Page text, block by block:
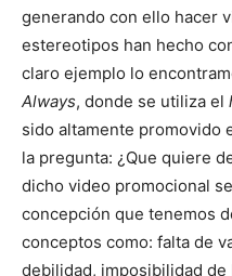
generando con ello hacer
estereotipos han hecho
claro ejemplo lo
Always, donde se utiliza el
sido altamente promovido
la pregunta: ¿Que quiere
dicho video promocional
concepción que tenemos
conceptos como: falta de
debilidad, imposibilidad